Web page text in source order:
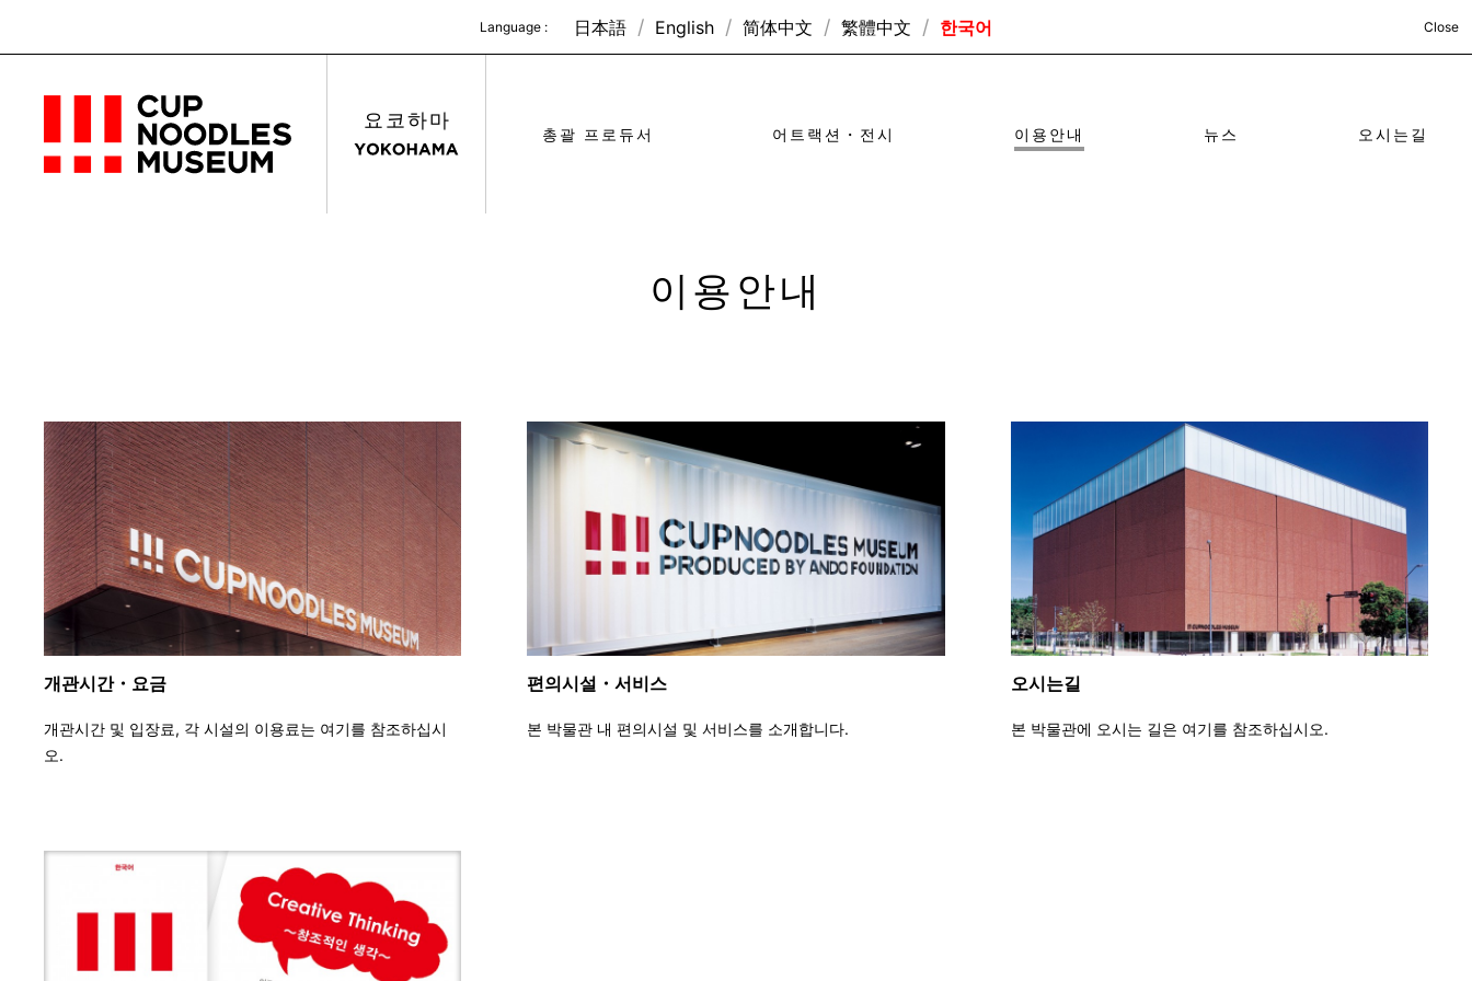
Close
Language : 日本語 English 简体中文 繁體中文 한국어
요코하마
총괄 프로듀서 어트랙션・전시 이용안내 뉴스 오시는길
이용안내
개관시간・요금
개관시간 및 입장료, 각 시설의 이용료는 여기를 참조하십시
오.
편의시설・서비스
본 박물관 내 편의시설 및 서비스를 소개합니다.
오시는길
본 박물관에 오시는 길은 여기를 참조하십시오.